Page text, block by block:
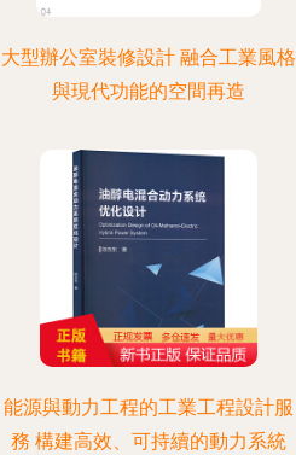
大型辦公室裝修設計 融合工業風格
與現代功能的空間再造
能源與動力工程的工業工程設計服
務 構建高效、可持續的動力系統